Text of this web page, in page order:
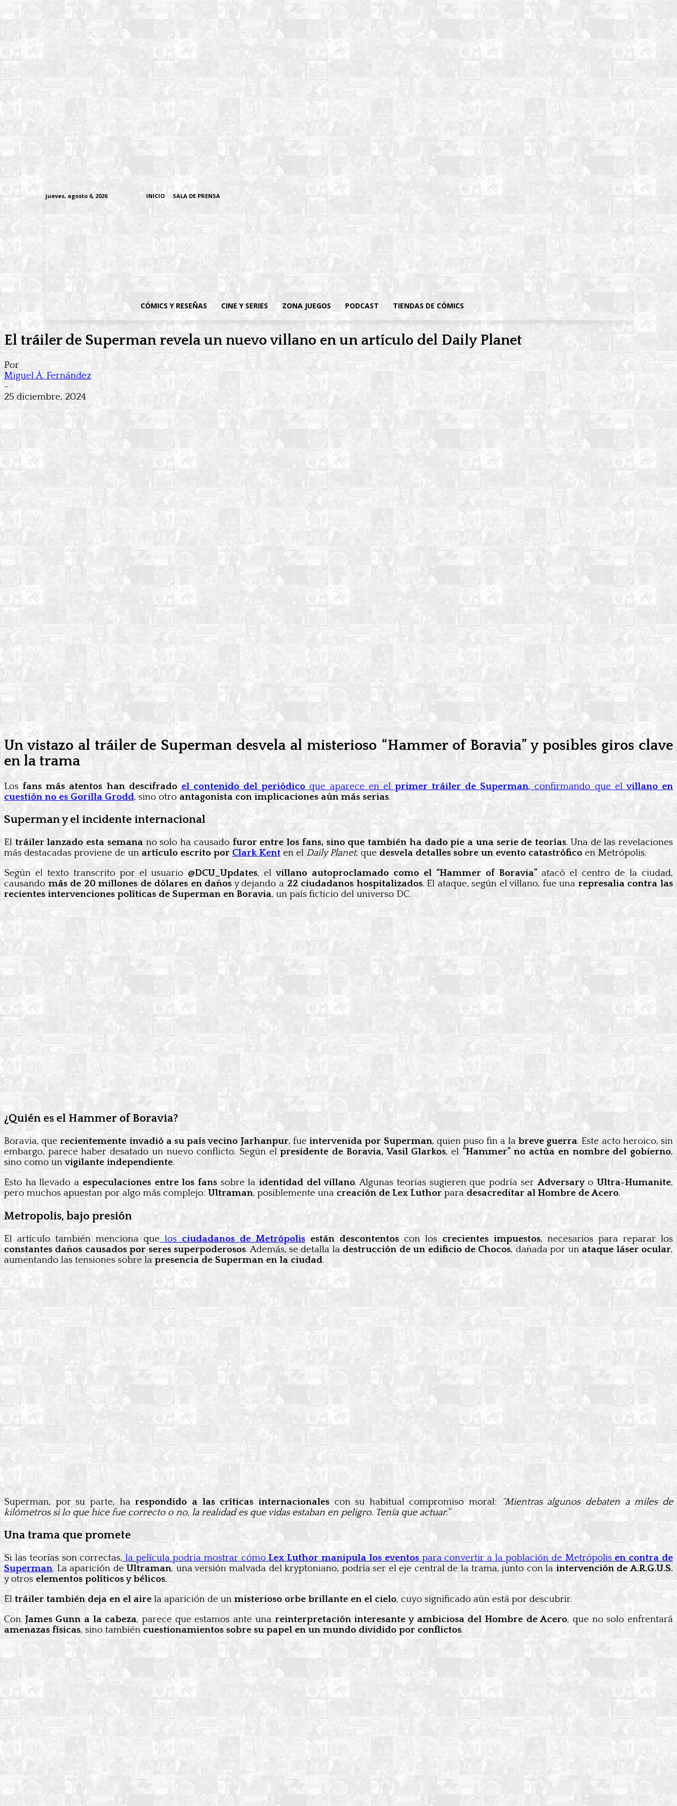
jueves, agosto 6, 2026 INICIO SALA DE PRENSA
CÓMICS Y RESEÑAS CINE Y SERIES ZONA JUEGOS PODCAST TIENDAS DE CÓMICS
El tráiler de Superman revela un nuevo villano en un artículo del Daily Planet
Por
Miguel Á. Fernández
-
25 diciembre, 2024
Un vistazo al tráiler de Superman desvela al misterioso “Hammer of Boravia” y posibles giros clave
en la trama
Losfans más atentos han descifrado el contenido del periódico que aparece en el primer tráiler de Superman, confirmando que elvillano en
cuestión no es Gorilla Grodd, sino otro antagonista con implicaciones aún más serias.
Superman y el incidente internacional
El tráiler lanzado esta semanano solo ha causado furor entre los fans, sino que también ha dado pie a una serie de teorías. Una de las revelaciones
más destacadas proviene de un artículo escrito por Clark Kenten el Daily Planet, que desvela detalles sobre un evento catastrófico en Metrópolis.
Según el texto transcrito por el usuario@DCU_Updates, elvillano autoproclamado como el “Hammer of Boravia”atacó el centro de la ciudad,
causando más de 20 millones de dólares en daños y dejando a 22 ciudadanos hospitalizados. El ataque, según el villano, fue una represalia contra las
recientes intervenciones políticas de Superman en Boravia, un país ficticio del universo DC.
¿Quién es el Hammer of Boravia?
Boravia, querecientemente invadió a su país vecino Jarhanpur, fueintervenida por Superman, quien puso fin a la breve guerra. Este acto heroico, sin
embargo, parece haber desatado un nuevo conflicto. Según elpresidente de Boravia, Vasil Glarkos, el“Hammer” no actúa en nombre del gobierno,
sino como unvigilante independiente.
Esto ha llevado a especulaciones entre los fans sobre la identidad del villano. Algunas teorías sugieren que podría serAdversaryoUltra-Humanite,
pero muchos apuestan por algo más complejo: Ultraman, posiblemente una creación de Lex Luthor para desacreditar al Hombre de Acero.
Metropolis, bajo presión
El artículo también menciona que los ciudadanos de Metrópolis están descontentos con los crecientes impuestos, necesarios para reparar los
constantes daños causados por seres superpoderosos. Además, se detalla la destrucción de un edificio de Chocos, dañada por un ataque láser ocular,
aumentando las tensiones sobre la presencia de Superman en la ciudad.
Superman, por su parte, harespondido a las críticas internacionalescon su habitual compromiso moral:
“Mientras algunos debaten a miles de
kilómetros si lo que hice fue correcto o no, la realidad es que vidas estaban en peligro. Tenía que actuar.”
Una trama que promete
Si las teorías son correctas, la película podría mostrar cómoLex Luthor manipula los eventospara convertir a la población de Metrópolisen contra de
Superman. La aparición deUltraman, una versión malvada del kryptoniano, podría ser el eje central de la trama, junto con la intervención de A.R.G.U.S.
y otros elementos políticos y bélicos.
El tráiler también deja en el aire la aparición de un misterioso orbe brillante en el cielo, cuyo significado aún está por descubrir.
Con James Gunn a la cabeza, parece que estamos ante una reinterpretación interesante y ambiciosa del Hombre de Acero, que no solo enfrentará
amenazas físicas, sino también cuestionamientos sobre su papel en un mundo dividido por conflictos.